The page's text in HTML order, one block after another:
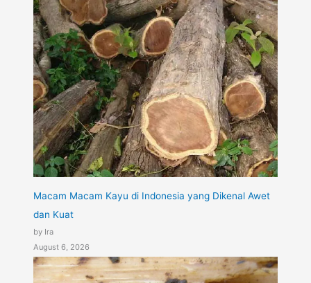
Macam Macam Kayu di Indonesia yang Dikenal Awet
dan Kuat
by Ira
August 6, 2026